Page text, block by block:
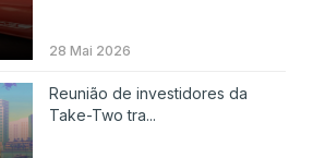
28 Mai 2026
Reunião de investidores da
Take-Two tra...